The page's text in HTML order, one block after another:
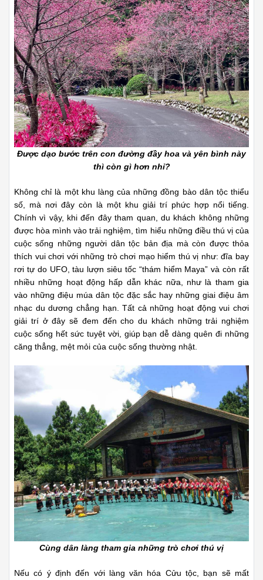
Được dạo bước trên con đường đầy hoa và yên bình này
thì còn gì hơn nhỉ?
Không chỉ là một khu làng của những đồng bào dân tộc thiểu
số, mà nơi đây còn là một khu giải trí phức hợp nổi tiếng.
Chính vì vậy, khi đến đây tham quan, du khách không những
được hòa mình vào trải nghiệm, tìm hiểu những điều thú vị của
cuộc sống những người dân tộc bản địa mà còn được thỏa
thích vui chơi với những trò chơi mạo hiểm thú vị như: đĩa bay
rơi tự do UFO, tàu lượn siêu tốc “thám hiểm Maya” và còn rất
nhiều những hoạt động hấp dẫn khác nữa, như là tham gia
vào những điệu múa dân tộc đặc sắc hay những giai điệu âm
nhạc du dương chẳng hạn. Tất cả những hoạt động vui chơi
giải trí ở đây sẽ đem đến cho du khách những trải nghiệm
cuộc sống hết sức tuyệt vời, giúp bạn dễ dàng quên đi những
căng thẳng, mệt mỏi của cuộc sống thường nhật.
Cùng dân làng tham gia những trò chơi thú vị
Nếu có ý định đến với làng văn hóa Cửu tộc, bạn sẽ mất